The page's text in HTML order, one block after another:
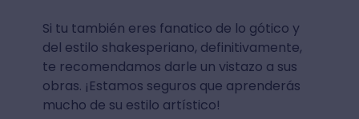
Si tu también eres fanatico de lo gótico y
del estilo shakesperiano, definitivamente,
te recomendamos darle un vistazo a sus
obras. ¡Estamos seguros que aprenderás
mucho de su estilo artístico!